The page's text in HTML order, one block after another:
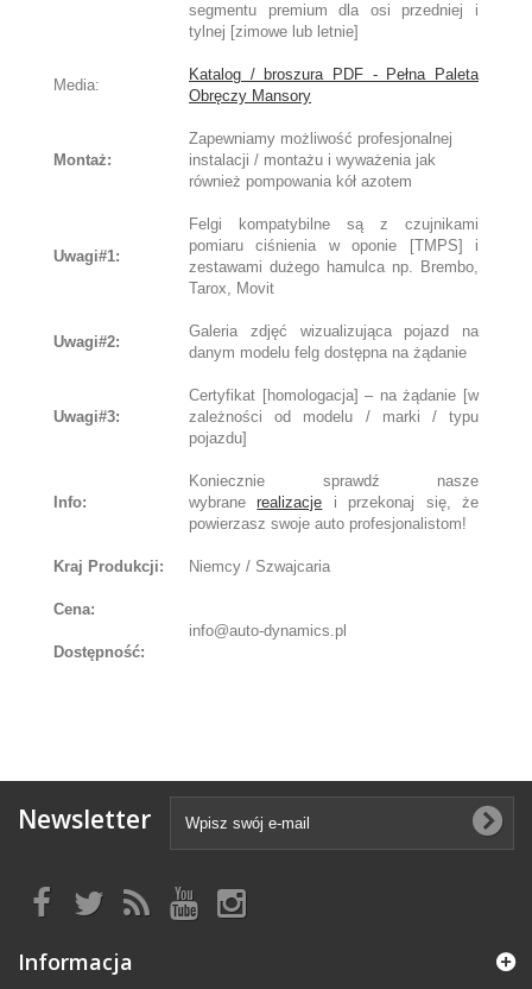
segmentu premium dla osi przedniej i
tylnej [zimowe lub letnie]
Media:
Katalog / broszura PDF - Pełna Paleta
Obręczy Mansory
Montaż:
Zapewniamy możliwość profesjonalnej
instalacji / montażu i wyważenia jak
również pompowania kół azotem
Uwagi#1:
Felgi kompatybilne są z czujnikami
pomiaru ciśnienia w oponie [TMPS] i
zestawami dużego hamulca np. Brembo,
Tarox, Movit
Uwagi#2:
Galeria zdjęć wizualizująca pojazd na
danym modelu felg dostępna na żądanie
Uwagi#3:
Certyfikat [homologacja] – na żądanie [w
zależności od modelu / marki / typu
pojazdu]
Info:
Koniecznie sprawdź nasze
wybranerealizacje i przekonaj się, że
powierzasz swoje auto profesjonalistom!
Kraj Produkcji: Niemcy / Szwajcaria
Cena:
info@auto-dynamics.pl
Dostępność:
Newsletter
Informacja